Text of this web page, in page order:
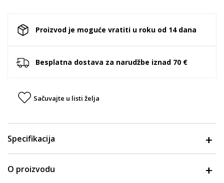
Proizvod je moguće vratiti u roku od 14 dana
Besplatna dostava za narudžbe iznad 70 €
Sačuvajte u listi želja
Specifikacija
O proizvodu